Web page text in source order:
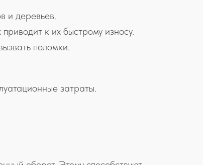
и деревьев.
к их быстрому износу.
поломки.
затраты.